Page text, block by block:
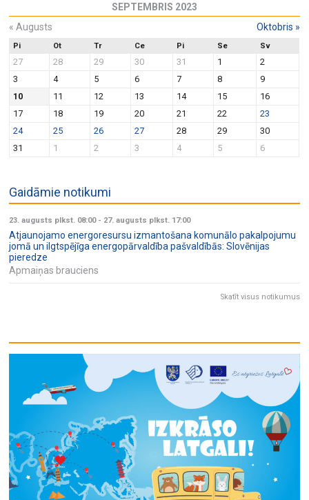
s
N
a
v
g
a
t
n
t
i
o
n
SEPTEMBRIS 2023
« Augusts Oktobris »
Pi Ot Tr Ce Pi Se Sv
27 28 29 30 31 1
2
3
4 5 6 7 8
9
10
11 12 13 14 15
16
17
18 19 20 21 22
23
24
25 26 27 28 29
30
31
1 2 3 4 5 6
Gaidāmie notikumi
23. augusts plkst. 08:00- 27. augusts plkst. 17:00
Atjaunojamo energoresursu izmantošana komunālo pakalpojumu
jomā un ilgtspējīga energopārvaldība pašvaldībās: Slovēnijas
pieredze
Apmaiņas brauciens
Skatīt visus notikumus